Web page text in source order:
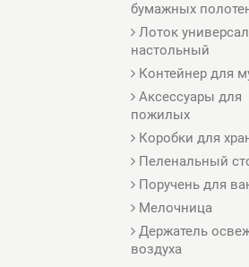
бумажных
Лоток
настольный
Контейнер для
Аксессуары для
пожилых
Коробки для
Пеленальный
Поручень для
Мелочница
Держатель
воздуха